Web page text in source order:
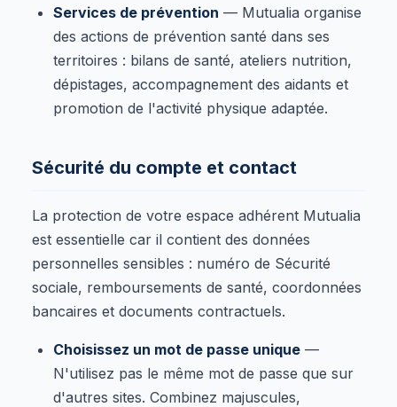
Services de prévention — Mutualia organise
des actions de prévention santé dans ses
territoires : bilans de santé, ateliers nutrition,
dépistages, accompagnement des aidants et
promotion de l'activité physique adaptée.
Sécurité du compte et contact
La protection de votre espace adhérent Mutualia
est essentielle car il contient des données
personnelles sensibles : numéro de Sécurité
sociale, remboursements de santé, coordonnées
bancaires et documents contractuels.
Choisissez un mot de passe unique —
N'utilisez pas le même mot de passe que sur
d'autres sites. Combinez majuscules,